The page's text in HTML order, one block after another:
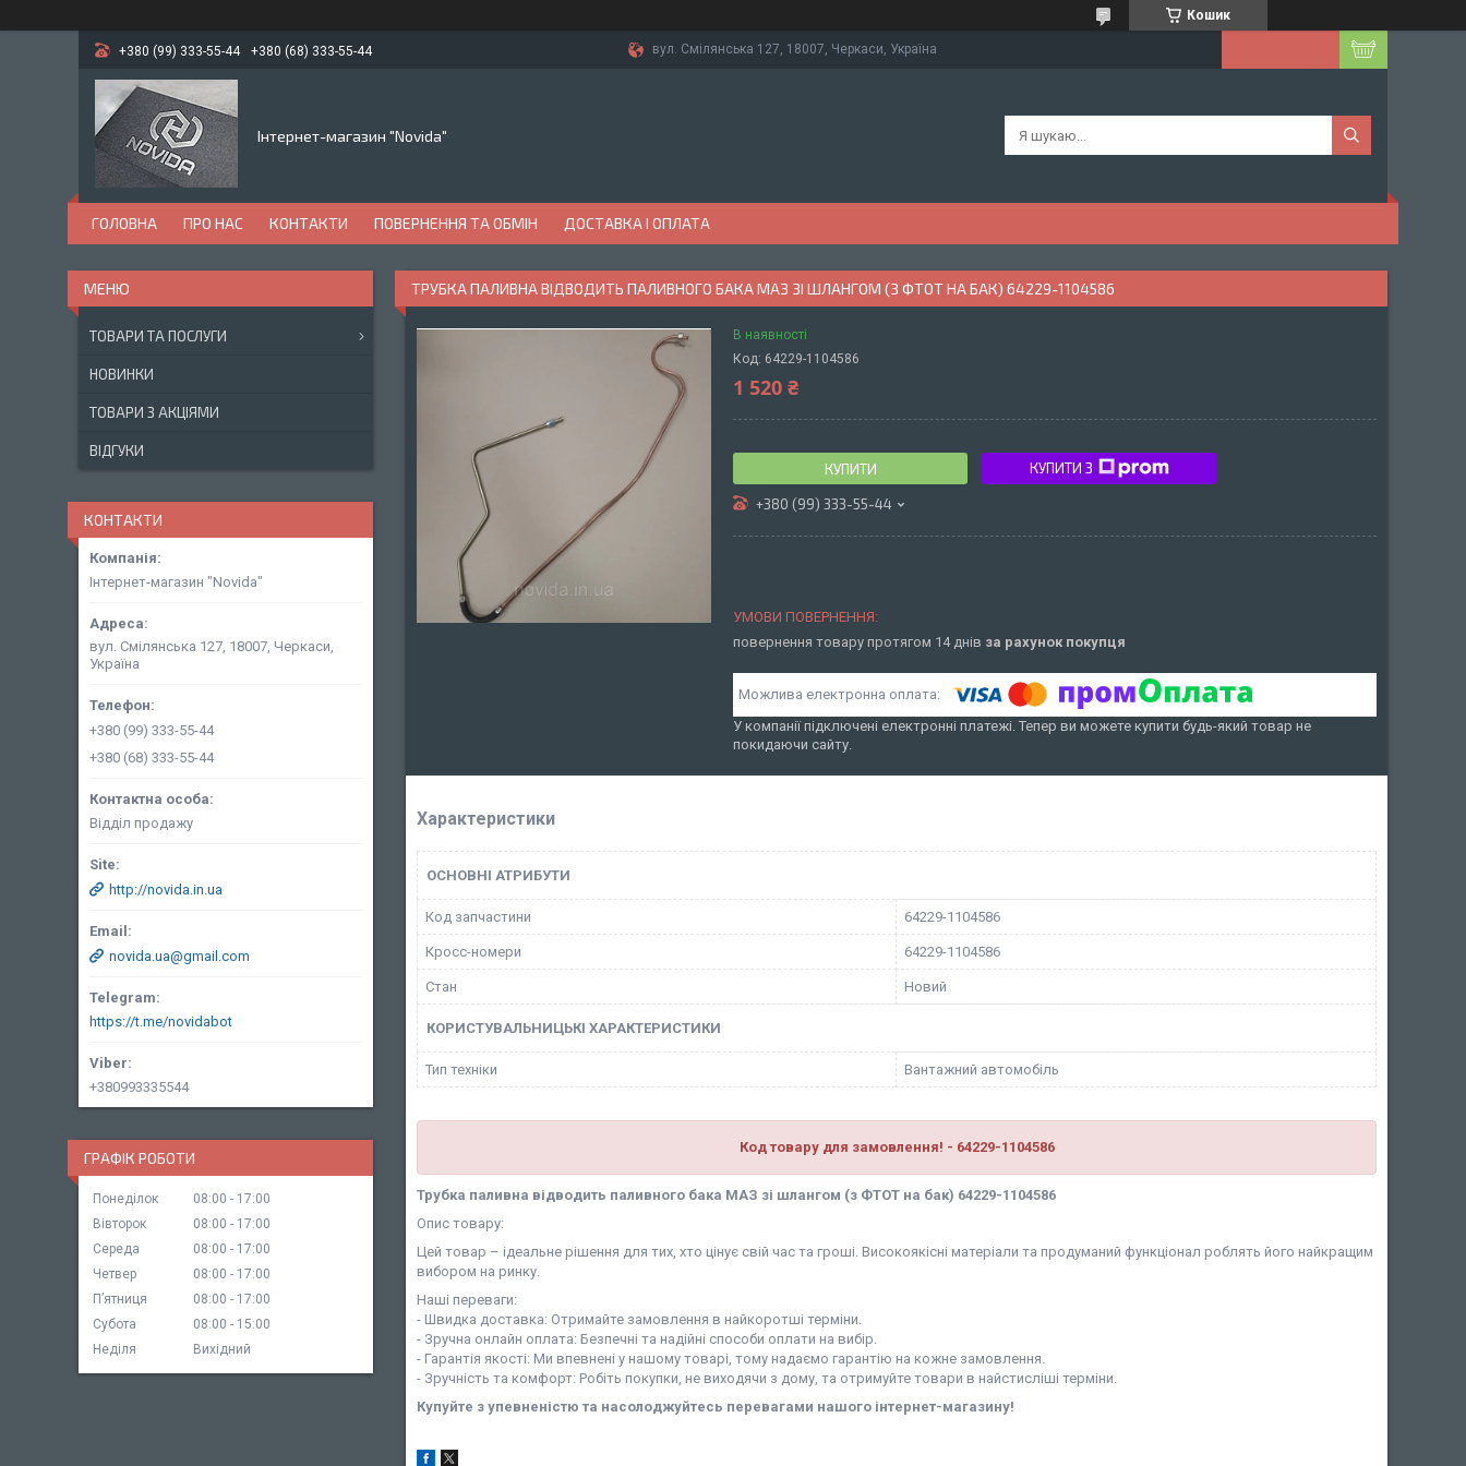
Кошик
+380 (99) 333-55-44 +380 (68) 333-55-44 вул. Смілянська 127, 18007, Черкаси, Україна
Інтернет-магазин "Novida"
ГОЛОВНА ПРО НАС КОНТАКТИ ПОВЕРНЕННЯ ТА ОБМІН ДОСТАВКА І ОПЛАТА
ТРУБКА ПАЛИВНА ВІДВОДИТЬ ПАЛИВНОГО БАКА МАЗ ЗІ ШЛАНГОМ (З ФТОТ НА БАК) 64229-1104586
В наявності
Код: 64229-1104586
1 520 ₴
КУПИТИ КУПИТИ З
+380 (99) 333-55-44
повернення товару протягом 14 днів за рахунок покупця
У компанії підключені електронні платежі. Тепер ви можете купити будь-який товар не
покидаючи сайту.
Характеристики
ОСНОВНІ АТРИБУТИ
Код запчастини 64229-1104586
Кросс-номери 64229-1104586
Стан Новий
КОРИСТУВАЛЬНИЦЬКІ ХАРАКТЕРИСТИКИ
Тип техніки Вантажний автомобіль
Код товару для замовлення! - 64229-1104586
Трубка паливна відводить паливного бака МАЗ зі шлангом (з ФТОТ на бак) 64229-1104586
Опис товару:
Цей товар – ідеальне рішення для тих, хто цінує свій час та гроші. Високоякісні матеріали та продуманий функціонал роблять його найкращим
вибором на ринку.
Наші переваги:
- Швидка доставка: Отримайте замовлення в найкоротші терміни.
- Зручна онлайн оплата: Безпечні та надійні способи оплати на вибір.
- Гарантія якості: Ми впевнені у нашому товарі, тому надаємо гарантію на кожне замовлення.
- Зручність та комфорт: Робіть покупки, не виходячи з дому, та отримуйте товари в найстисліші терміни.
Купуйте з упевненістю та насолоджуйтесь перевагами нашого інтернет-магазину!
ТОВАРИ ТА ПОСЛУГИ
НОВИНКИ
ТОВАРИ З АКЦІЯМИ
ВІДГУКИ
КОНТАКТИ
Інтернет-магазин "Novida"
вул. Смілянська 127, 18007, Черкаси,
Україна
+380 (99) 333-55-44
+380 (68) 333-55-44
Відділ продажу
http://novida.in.ua
novida.ua@gmail.com
https://t.me/novidabot
+380993335544
ГРАФІК РОБОТИ
Понеділок 08:00
17:00
Вівторок
08:00
17:00
Середа
08:00
17:00
Четвер
08:00
17:00
Пʼятниця
08:00
17:00
Субота
08:00
15:00
Неділя
Вихідний